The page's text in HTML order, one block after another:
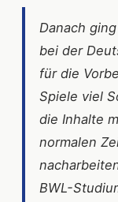
Danach
bei der
für die
Spiele viel
die Inhalte
normalen
BWL-